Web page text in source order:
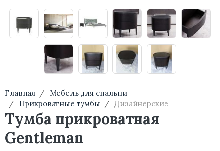
Главная
Мебель для спальни
Прикроватные тумбы
Дизайнерские
Тумба прикроватная
Gentleman